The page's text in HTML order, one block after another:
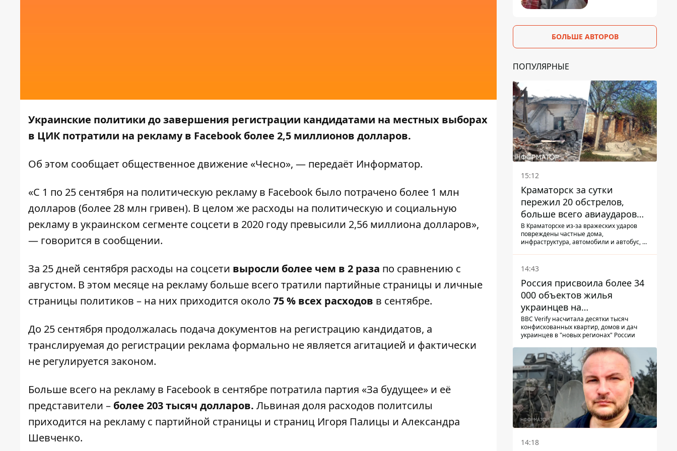
Украинские политики до завершения регистрации кандидатами на местных выборах
в ЦИК потратили на рекламу в Facebook более 2,5 миллионов долларов.
Об этом сообщает общественное движение«Чесно», — передаёт Информатор.
«С 1 по 25 сентября на политическую рекламу в Facebook было потрачено более 1 млн
долларов (более 28 млн гривен). В целом же расходы на политическую и социальную
рекламу в украинском сегменте соцсети в 2020 году превысили 2,56 миллиона долларов»,
— говорится в сообщении.
За 25 дней сентября расходы на соцсети выросли более чем в 2 раза по сравнению с
августом. В этом месяце на рекламу больше всего тратили партийные страницы и личные
страницы политиков – на них приходится около 75 % всех расходов в сентябре.
До 25 сентября продолжалась подача документов на регистрацию кандидатов, а
транслируемая до регистрации реклама формально не является агитацией и фактически
не регулируется законом.
Больше всего на рекламу в Facebook в сентябре потратила партия «За будущее» и её
представители – более 203 тысяч долларов. Львиная доля расходов политсилы
приходится на рекламу с партийной страницы и страниц Игоря Палицы и Александра
Шевченко.
БОЛЬШЕ АВТОРОВ
ПОПУЛЯРНЫЕ
15:12
Краматорск за сутки
пережил 20 обстрелов,
больше всего авиаударов
КАБ-250
В Краматорске из-за вражеских ударов
повреждены частные дома,
инфраструктура, автомобили и автобус, а
14:43
Россия присвоила более 34
000 объектов жилья
украинцев на
оккупированных
территориях -
BBC Verify насчитала десятки тысяч
конфискованных квартир, домов и дач
украинцев в "новых регионах" России
14:18